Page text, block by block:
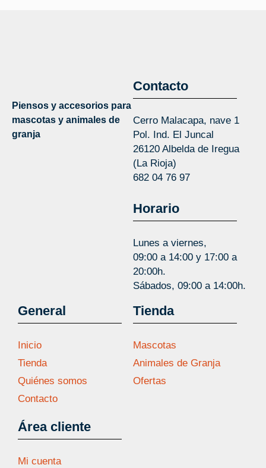
Piensos y accesorios para
mascotas y animales de
granja
Contacto
Cerro Malacapa, nave 1
Pol. Ind. El Juncal
26120 Albelda de Iregua
(La Rioja)
682 04 76 97
Horario
Lunes a viernes,
09:00 a 14:00 y 17:00 a
20:00h.
Sábados, 09:00 a 14:00h.
General
Inicio
Tienda
Quiénes somos
Contacto
Área cliente
Mi cuenta
Tienda
Mascotas
Animales de Granja
Ofertas